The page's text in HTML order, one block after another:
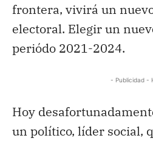
frontera, vivirá un
electoral. Elegir un
periódo 2021-2024.
- Publicidad -
Hoy
un político, líder social,